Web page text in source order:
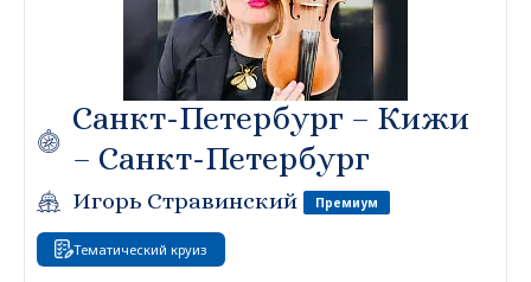
Санкт-Петербург – Кижи
– Санкт-Петербург
Игорь Стравинский Премиум
Тематический круиз